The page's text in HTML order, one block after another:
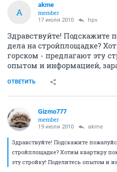
A
akme
member
17 июля 2010 hpv
Здравствуйте! Подскажите
дела на стройплощадке?
горском - предлагают эту
опытом и информацией,
ОТВЕТИТЬ
Gizmo777
member
19 июля 2010 akme
Здравствуйте! Подскажите
стройплощадке? Хотим квартиру
эту стройку! Поделитесь опытом и